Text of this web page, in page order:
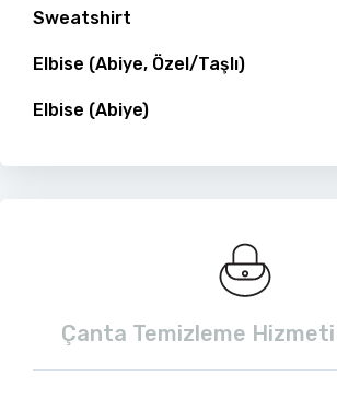
Sweatshirt
Elbise (Abiye, Özel/Taşlı)
Elbise (Abiye)
Çanta Temizleme